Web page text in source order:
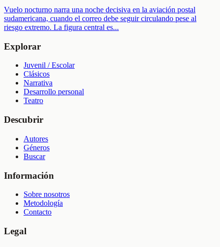
Vuelo nocturno narra una noche decisiva en la aviación postal
sudamericana, cuando el correo debe seguir circulando pese al
riesgo extremo. La figura central es...
Explorar
Juvenil / Escolar
Clásicos
Narrativa
Desarrollo personal
Teatro
Descubrir
Autores
Géneros
Buscar
Información
Sobre nosotros
Metodología
Contacto
Legal